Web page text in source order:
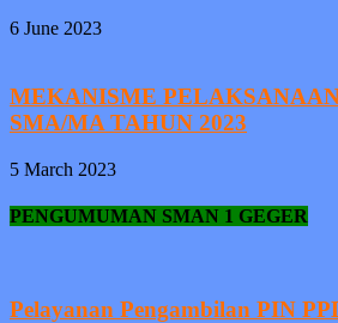
6 June 2023
MEKANISME
SMA/MA TAHUN 2023
5 March 2023
PENGUMUMAN SMAN 1 GEGER
Pelayanan Pengambilan PIN